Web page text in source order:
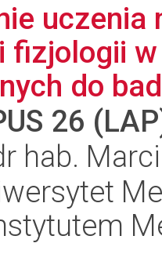
uczenia
fizjologii
do
26
hab.